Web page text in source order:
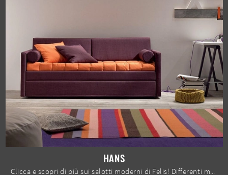
HANS
Clicca e scopri di più sui salotti moderni di Felis! Differenti modelli di divani, come Hans, ti attendono.